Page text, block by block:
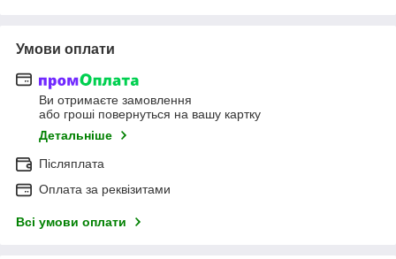
Умови оплати
Ви отримаєте замовлення
або гроші повернуться на вашу картку
Детальніше
Післяплата
Оплата за реквізитами
Всі умови оплати